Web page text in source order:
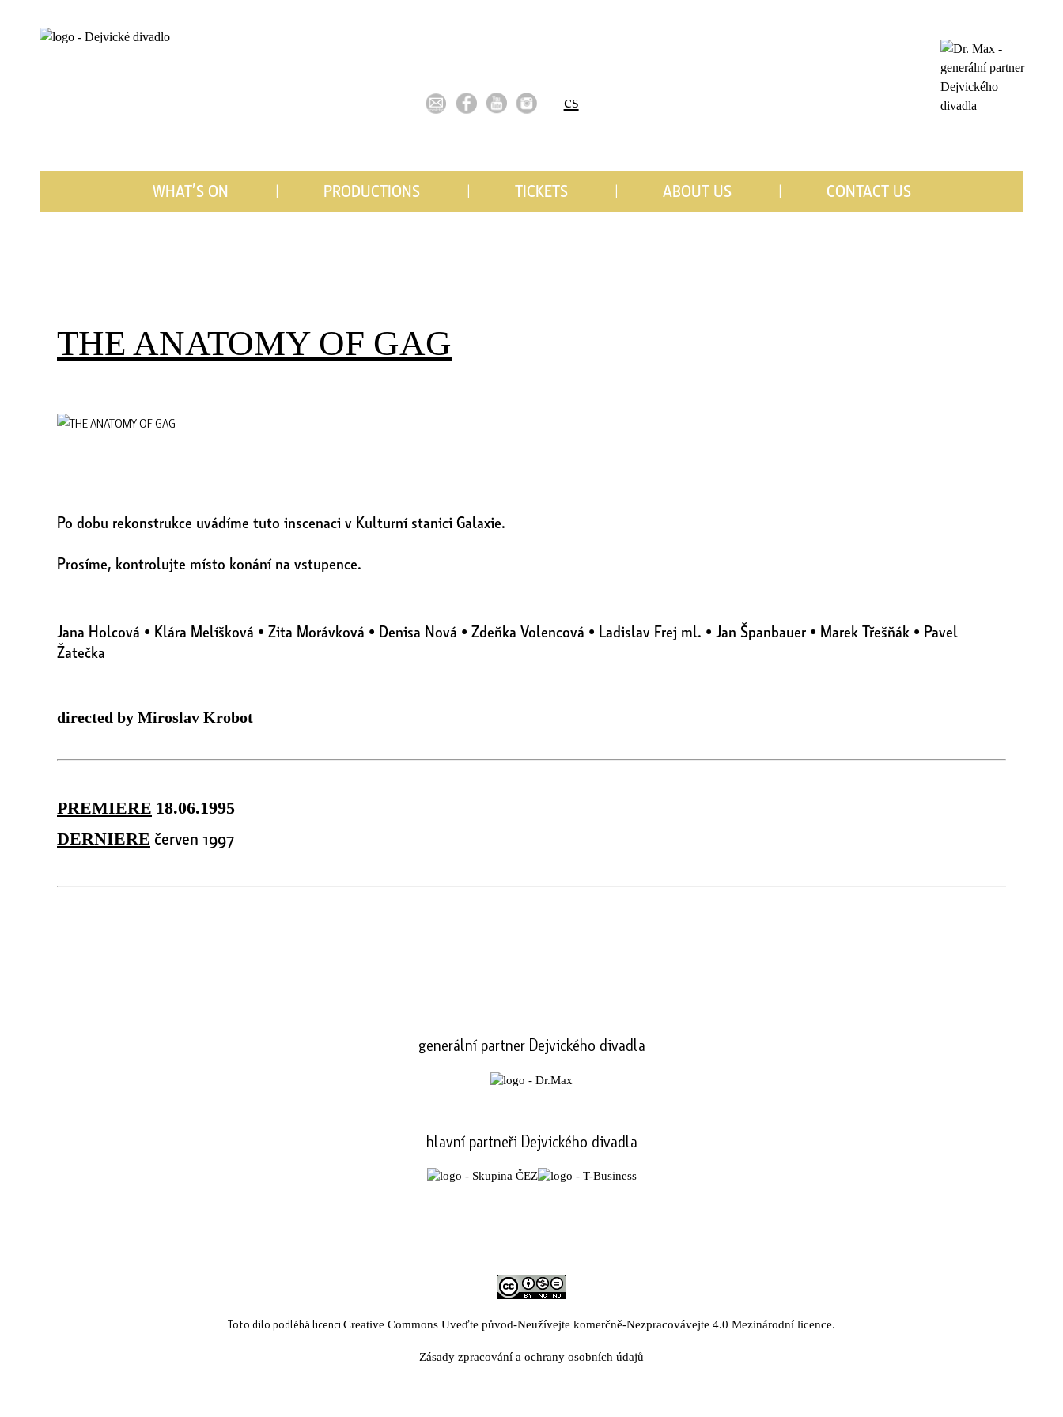
WHAT’S ON PRODUCTIONS TICKETS ABOUT US CONTACT US
cs
THE ANATOMY OF GAG
Po dobu rekonstrukce uvádíme tuto inscenaci v Kulturní stanici Galaxie.
Prosíme, kontrolujte místo konání na vstupence.
Jana Holcová • Klára Melíšková • Zita Morávková • Denisa Nová • Zdeňka Volencová • Ladislav Frej ml. • Jan Španbauer • Marek Třešňák • Pavel
Žatečka
directed by Miroslav Krobot
PREMIERE 18.06.1995
DERNIERE červen 1997
generální partner Dejvického divadla
hlavní partneři Dejvického divadla
Toto dílo podléhá licenci Creative Commons Uveďte původ-Neužívejte komerčně-Nezpracovávejte 4.0 Mezinárodní licence.
Zásady zpracování a ochrany osobních údajů